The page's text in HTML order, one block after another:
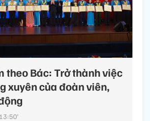
theo Bác: Trở thành việc
xuyên của đoàn viên,